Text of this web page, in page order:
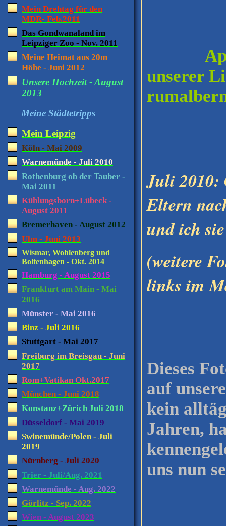
Mein Drehtag für den
MDR- Feb.2011
Das Gondwanaland im
Leipziger Zoo - Nov. 2011
Meine Heimat aus 20m
Höhe - Juni 2012
Unsere Hochzeit - August
2013
Meine Städtetripps
Mein Leipzig
Köln - Mai 2009
Warnemünde - Juli 2010
Rothenburg ob der Tauber -
Mai 2011
Kühlungsborn+Lübeck -
August 2011
Bremerhaven - August 2012
Ulm - Juni 2013
Wismar, Wohlenberg und
Boltenhagen - Okt. 2014
Hamburg - August 2015
Frankfurt am Main - Mai
2016
Münster - Mai 2016
Binz - Juli 2016
Stuttgart - Mai 2017
Freiburg im Breisgau - Juni
2017
Rom+Vatikan Okt.2017
München - Juni 2018
Konstanz+Zürich Juli 2018
Düsseldorf - Mai 2019
Swinemünde/Polen - Juli
2019
Nürnberg - Juli 2020
Trier - Juli/Aug. 2021
Warnemünde - Aug. 2022
Görlitz - Sep. 2022
Wien - August 2023
April
unserer
Juli 2010:
Eltern
und ich
(weitere
links im
Dieses
auf
kein
Jahren,
uns nun